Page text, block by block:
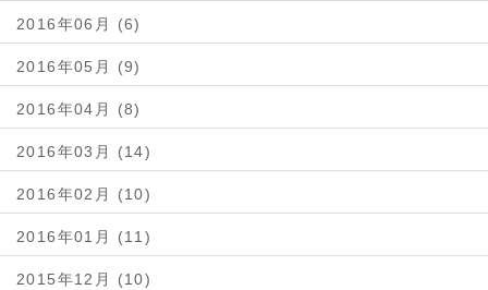
2016年06月 (6)
2016年05月 (9)
2016年04月 (8)
2016年03月 (14)
2016年02月 (10)
2016年01月 (11)
2015年12月 (10)